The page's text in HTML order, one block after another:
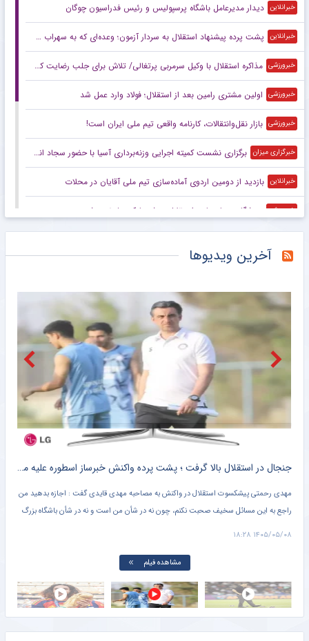
خبرانلاین دیدار مدیرعامل باشگاه پرسپولیس و رئیس فدراسیون چوگان
خبرانلاین پشت پرده پیشنهاد استقلال به سردار آزمون؛ وعده‌ای که به سهراب داده بودند!
خبرورزشی مذاکره استقلال با وکیل سرمربی پرتغالی/ تلاش برای جلب رضایت کسی که علیه ایران مصاحبه کرد
خبرورزشی اولین مشتری رامین بعد از استقلال؛ فولاد وارد عمل شد
خبرورزشی بازار نقل‌وانتقالات، کارنامه واقعی تیم ملی ایران است!
خبرگزاری میزان برگزاری نشست کمیته اجرایی وزنه‌برداری آسیا با حضور سجاد انوشیروانی
خبرانلاین بازدید از دومین اردوی آماده‌سازی تیم ملی آقایان در محلات
خبرورزشی ورزشگاه میزبان بازی استقلال – شهربابک مشخص شد
مرد و حرفش! ستاره‌های اسپانیا یکی یکی به قول خود عمل می‌کنند +عکس
خبرگزاری تابناک بازیکن استقلال در لیست سیاه تیم ملی؛ خودسری کار دست ملی‌پوش آبی‌ها داد
خبرگزاری میزان مدیرعامل پرسپولیس سفیر افتخاری چوگان شد
مشرق نیوز دشان از دست عربستان فرار کرد
جیانی اینفانتینو عذرخواهی کرد اما حاضر به استعفا نشد!
آخرین ویدیوها
جنجال در استقلال بالا گرفت ؛ پشت پرده واکنش خبرساز اسطوره علیه مهدی قایدی + کلیپ پربازدید
مهدی رحمتی پیشکسوت استقلال در واکنش به مصاحبه مهدی قایدی گفت : اجازه بدهید من
راجع به این مسائل سخیف صحبت نکنم، چون نه در شأن من است و نه در شأن باشگاه بزرگ
۱۴۰۵/۰۵/۰۸ ۱۸:۲۸
مشاهده فیلم